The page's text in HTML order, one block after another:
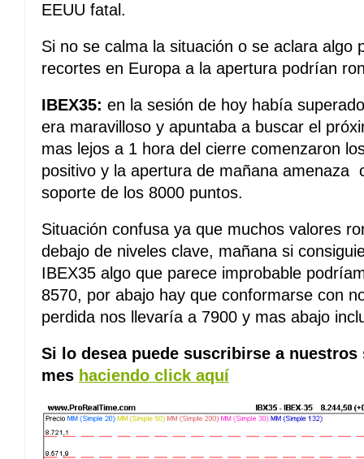
EEUU fatal.
Si no se calma la situación o se aclara algo
recortes en Europa a la apertura podrían
IBEX35: en la sesión de hoy había
era maravilloso y apuntaba a buscar el
mas lejos a 1 hora del cierre comenzaron
positivo y la apertura de mañana amenaza
soporte de los 8000 puntos.
Situación confusa ya que muchos valores
debajo de niveles clave, mañana si
IBEX35 algo que parece improbable
8570, por abajo hay que conformarse con
perdida nos llevaría a 7900 y mas abajo
Si lo desea puede suscribirse a
mes haciendo click aquí